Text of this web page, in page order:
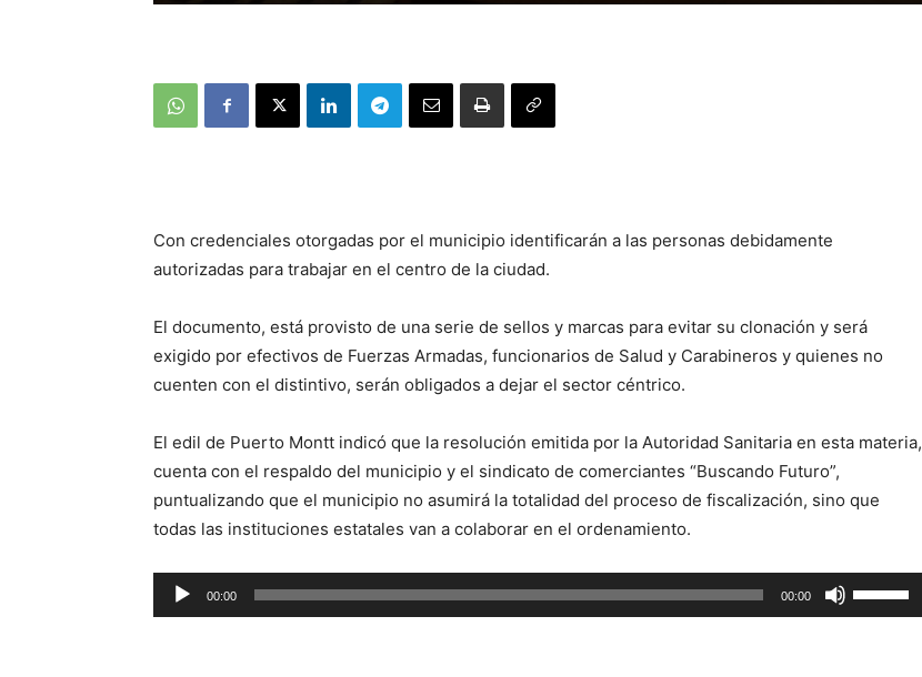
Con credenciales otorgadas por el municipio identificarán a las personas debidamente
autorizadas para trabajar en el centro de la ciudad.
El documento, está provisto de una serie de sellos y marcas para evitar su clonación y será
exigido por efectivos de Fuerzas Armadas, funcionarios de Salud y Carabineros y quienes no
cuenten con el distintivo, serán obligados a dejar el sector céntrico.
El edil de Puerto Montt indicó que la resolución emitida por la Autoridad Sanitaria en esta materia,
cuenta con el respaldo del municipio y el sindicato de comerciantes “Buscando Futuro”,
puntualizando que el municipio no asumirá la totalidad del proceso de fiscalización, sino que
todas las instituciones estatales van a colaborar en el ordenamiento.
Reproductor
de
00:00 00:00
las